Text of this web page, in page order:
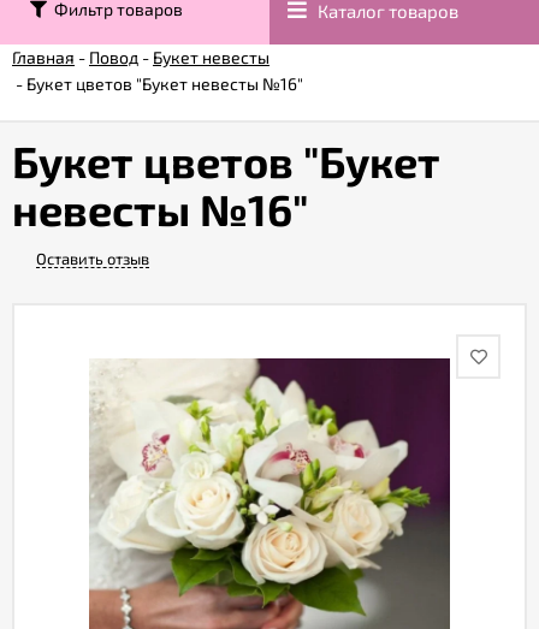
Контакты
Возврат
Гарантии
Акции
оформить
Публичная
Фильтр товаров Каталог товаров
Главная - Повод - Букет невесты
- Букет цветов "Букет невесты №16"
Букет цветов "Букет
невесты №16"
Оставить отзыв